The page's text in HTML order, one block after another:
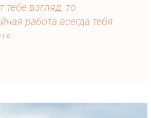
тебе взгляд, то
работа всегда тебя